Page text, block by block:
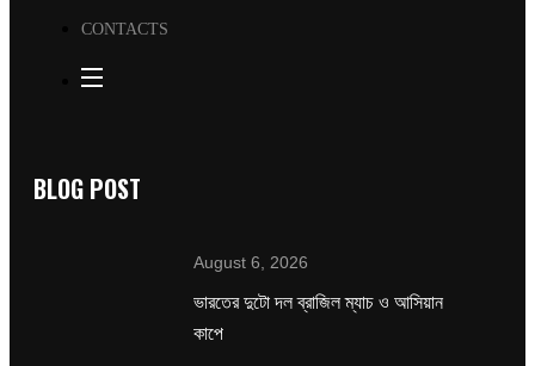
CONTACTS
BLOG POST
August 6, 2026
ভারতের দুটো দল ব্রাজিল ম্যাচ ও আসিয়ান
কাপে